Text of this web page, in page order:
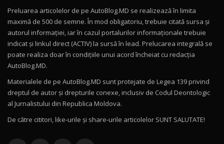
Mercedes-AMG E 53 HYBRID 4MATIC+ / Test
Drive AutoBlog.MD
16:27
11
Noul Volvo ES90 / Test Drive AutoBlog.MD
12
Noul MG HS / Test Drive AutoBlog.MD
16:48
Preluarea articolelor de pe AutoBlog.MD se realizează în limita
maximă de 500 de semne. În mod obligatoriu, trebuie citată sursa și
autorul informației, iar în cazul portalurilor informaționale trebuie
indicat și linkul direct (ACTIV) la sursă în lead. Prelucarea integrală se
poate realiza doar în condițiile unui acord încheiat cu redacţia
AutoBlog.MD.
Materialele de pe AutoBlog.MD sunt protejate de Legea 139 privind
dreptul de autor și drepturile conexe, inclusiv de Codul Deontologic
al Jurnalistului din Republica Moldova.
De către cititori, like-urile şi share-urile articolelor SUNT SALUTATE!